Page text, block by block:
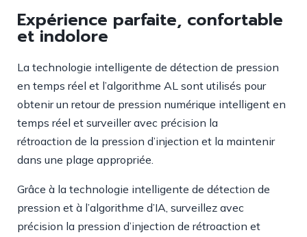
Expérience parfaite, confortable
et indolore
La technologie intelligente de détection de pression
en temps réel et l’algorithme AL sont utilisés pour
obtenir un retour de pression numérique intelligent en
temps réel et surveiller avec précision la
rétroaction de la pression d’injection et la maintenir
dans une plage appropriée.
Grâce à la technologie intelligente de détection de
pression et à l’algorithme d’IA, surveillez avec
précision la pression d’injection de rétroaction et